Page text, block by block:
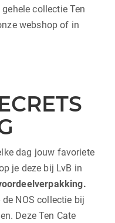
collectie Ten
webshop of in
dag jouw favoriete
je deze bij LvB in
de NOS collectie bij
Deze Ten Cate